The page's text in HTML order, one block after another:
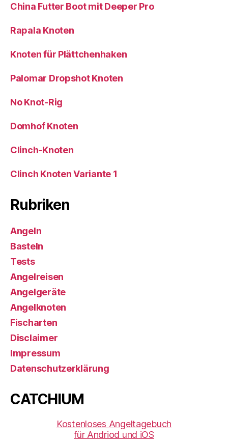
China Futter Boot mit Deeper Pro
Rapala Knoten
Knoten für Plättchenhaken
Palomar Dropshot Knoten
No Knot-Rig
Domhof Knoten
Clinch-Knoten
Clinch Knoten Variante 1
Rubriken
Angeln
Basteln
Tests
Angelreisen
Angelgeräte
Angelknoten
Fischarten
Disclaimer
Impressum
Datenschutzerklärung
CATCHIUM
Kostenloses Angeltagebuch
für Andriod und iOS